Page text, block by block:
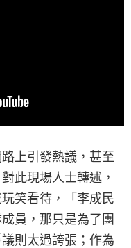
上引發熱議，甚至
此現場人士轉述，
笑看待，「李成民
員，那只是為了團
則太過誇張；作為